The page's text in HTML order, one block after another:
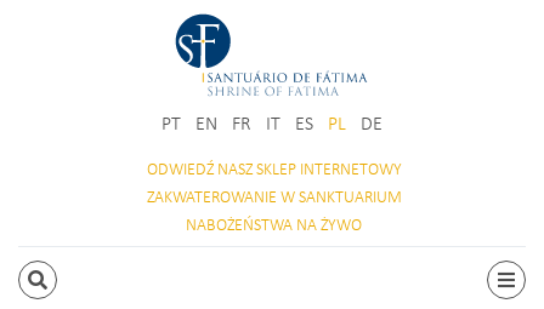
PT EN FR IT ES PL DE
ODWIEDŹ NASZSKLEP INTERNETOWY
ZAKWATEROWANIE W SANKTUARIUM
NABOŻEŃSTWA NA ŻYWO
SZUKAJ